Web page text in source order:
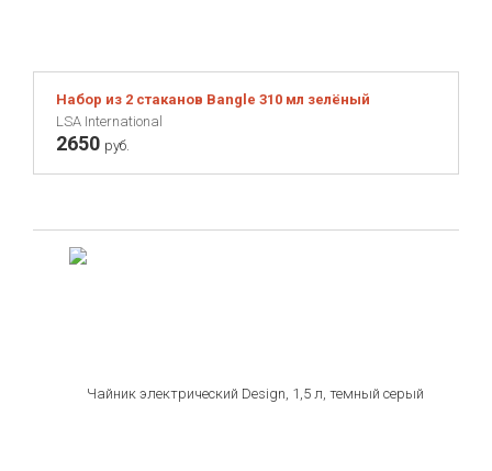
Набор из 2 стаканов Bangle 310 мл зелёный
LSA International
2650 руб.